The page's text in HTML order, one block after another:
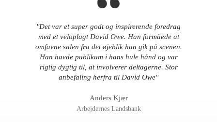
"Det var et super godt og inspirerende foredrag
med et veloplagt David Owe. Han formåede at
omfavne salen fra det øjeblik han gik på scenen.
Han havde publikum i hans hule hånd og var
rigtig dygtig til, at involverer deltagerne. Stor
anbefaling herfra til David Owe"
Anders Kjær
Arbejdernes Landsbank